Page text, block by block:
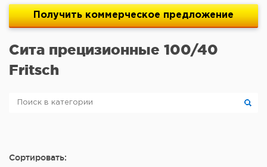
Получить коммерческое предложение
Сита прецизионные 100/40
Fritsch
Сортировать: